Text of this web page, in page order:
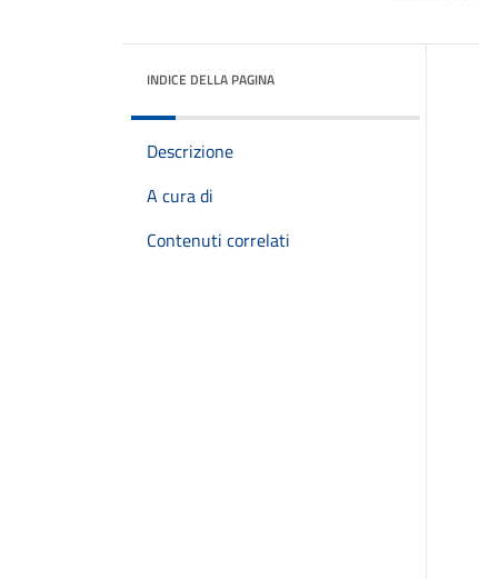
INDICE DELLA PAGINA
Descrizione
A cura di
Contenuti correlati